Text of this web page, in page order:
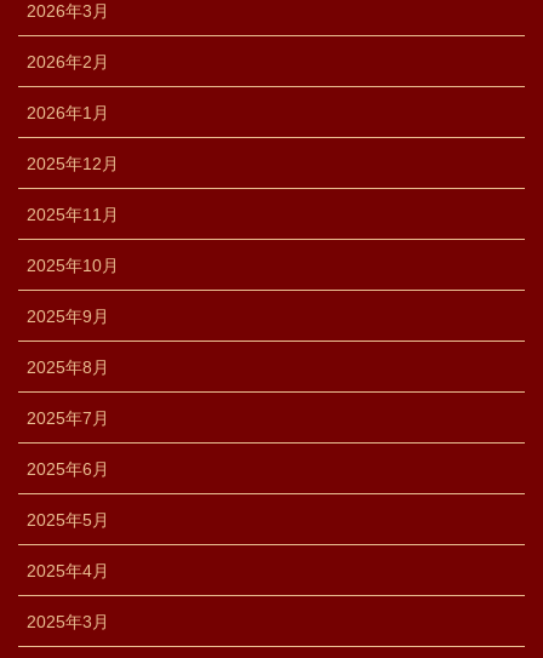
2026年3月
2026年2月
2026年1月
2025年12月
2025年11月
2025年10月
2025年9月
2025年8月
2025年7月
2025年6月
2025年5月
2025年4月
2025年3月